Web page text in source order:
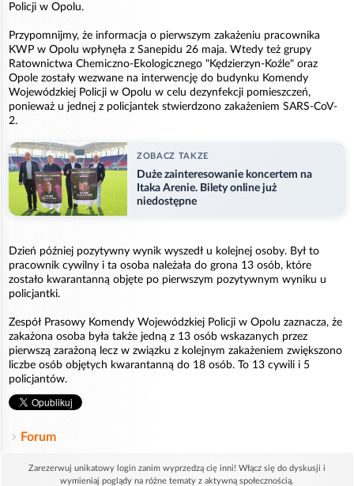
Policji w Opolu.
Przypomnijmy, że informacja o pierwszym zakażeniu pracownika
KWP w Opolu wpłynęła z Sanepidu 26 maja. Wtedy też grupy
Ratownictwa Chemiczno-Ekologicznego "Kędzierzyn-Koźle" oraz
Opole zostały wezwane na interwencję do budynku Komendy
Wojewódzkiej Policji w Opolu w celu dezynfekcji pomieszczeń,
ponieważ u jednej z policjantek stwierdzono zakażeniem SARS-CoV-
2.
ZOBACZ TAKZE
Duże zainteresowanie koncertem na
Itaka Arenie. Bilety online już
niedostępne
Dzień później pozytywny wynik wyszedł u kolejnej osoby. Był to
pracownik cywilny i ta osoba należała do grona 13 osób, które
zostało kwarantanną objęte po pierwszym pozytywnym wyniku u
policjantki.
Zespół Prasowy Komendy Wojewódzkiej Policji w Opolu zaznacza, że
zakażona osoba była także jedną z 13 osób wskazanych przez
pierwszą zarażoną lecz w związku z kolejnym zakażeniem zwiększono
liczbe osób objętych kwarantanną do 18 osób. To 13 cywili i 5
policjantów.
Forum
Zarezerwuj unikatowy login zanim wyprzedzą cię inni! Włącz się do dyskusji i
wymieniaj poglądy na różne tematy z aktywną społecznością.